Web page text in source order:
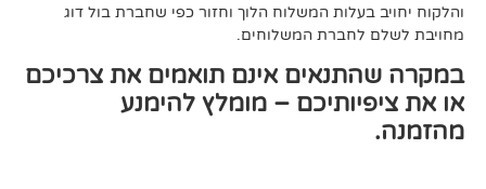
המשלוח הלוך וחזור כפי שחברת בול דוג
המשלוחים.
אינם תואמים את צרכיכם
– מומלץ להימנע